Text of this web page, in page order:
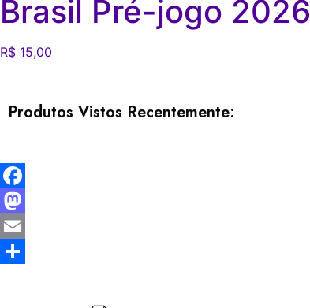
Brasil Pré-jogo 2026
R$ 15,00
Produtos Vistos Recentemente:
Facebook
Mastodon
Email